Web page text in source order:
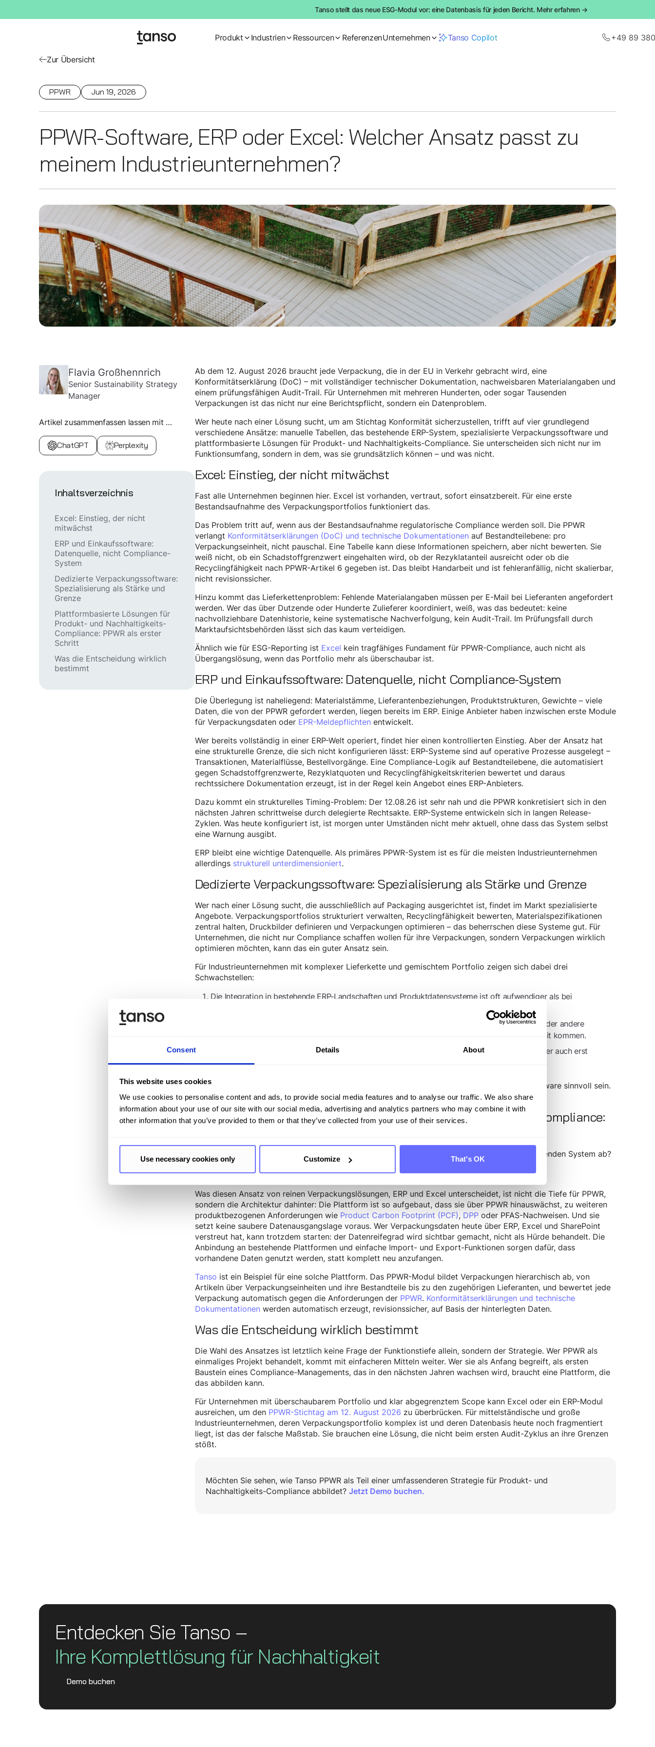
Consent Details About
This website uses cookies
We use cookies to personalise content and ads, to provide social media features and to analyse our traffic. We also share
information about your use of our site with our social media, advertising and analytics partners who may combine it with
other information that you’ve provided to them or that they’ve collected from your use of their services.
Use necessary cookies only Customize That's OK
Tanso stellt das neue ESG-Modul vor: eine Datenbasis für jeden Bericht. Mehr erfahren →
Produkt Industrien Ressourcen ReferenzenUnternehmen Tanso Copilot +49 89
Zur Übersicht
PPWR Jun 19, 2026
PPWR-Software, ERP oder Excel: Welcher Ansatz passt zu
meinem Industrieunternehmen?
Flavia Großhennrich
Senior Sustainability Strategy
Manager
Artikel zusammenfassen lassen mit …
ChatGPT Perplexity
Inhaltsverzeichnis
Excel: Einstieg, der nicht
mitwächst
ERP und Einkaufssoftware:
Datenquelle, nicht Compliance-
System
Dedizierte Verpackungssoftware:
Spezialisierung als Stärke und
Grenze
Plattformbasierte Lösungen für
Produkt- und Nachhaltigkeits-
Compliance: PPWR als erster
Schritt
Was die Entscheidung wirklich
bestimmt
Ab dem 12. August 2026 braucht jede Verpackung, die in der EU in Verkehr gebracht wird, eine
Konformitätserklärung (DoC) – mit vollständiger technischer Dokumentation, nachweisbaren Materialangaben und
einem prüfungsfähigen Audit-Trail. Für Unternehmen mit mehreren Hunderten, oder sogar Tausenden
Verpackungen ist das nicht nur eine Berichtspflicht, sondern ein Datenproblem.
Wer heute nach einer Lösung sucht, um am Stichtag Konformität sicherzustellen, trifft auf vier grundlegend
verschiedene Ansätze: manuelle Tabellen, das bestehende ERP-System, spezialisierte Verpackungssoftware und
plattformbasierte Lösungen für Produkt- und Nachhaltigkeits-Compliance. Sie unterscheiden sich nicht nur im
Funktionsumfang, sondern in dem, was sie grundsätzlich können – und was nicht.
Excel: Einstieg, der nicht mitwächst
Fast alle Unternehmen beginnen hier. Excel ist vorhanden, vertraut, sofort einsatzbereit. Für eine erste
Bestandsaufnahme des Verpackungsportfolios funktioniert das.
Das Problem tritt auf, wenn aus der Bestandsaufnahme regulatorische Compliance werden soll. Die PPWR
verlangt Konformitätserklärungen (DoC) und technische Dokumentationen auf Bestandteilebene: pro
Verpackungseinheit, nicht pauschal. Eine Tabelle kann diese Informationen speichern, aber nicht bewerten. Sie
weiß nicht, ob ein Schadstoffgrenzwert eingehalten wird, ob der Rezyklatanteil ausreicht oder ob die
Recyclingfähigkeit nach PPWR-Artikel 6 gegeben ist. Das bleibt Handarbeit und ist fehleranfällig, nicht skalierbar,
nicht revisionssicher.
Hinzu kommt das Lieferkettenproblem: Fehlende Materialangaben müssen per E-Mail bei Lieferanten angefordert
werden. Wer das über Dutzende oder Hunderte Zulieferer koordiniert, weiß, was das bedeutet: keine
nachvollziehbare Datenhistorie, keine systematische Nachverfolgung, kein Audit-Trail. Im Prüfungsfall durch
Marktaufsichtsbehörden lässt sich das kaum verteidigen.
Ähnlich wie für ESG-Reporting ist Excel kein tragfähiges Fundament für PPWR-Compliance, auch nicht als
Übergangslösung, wenn das Portfolio mehr als überschaubar ist.
ERP und Einkaufssoftware: Datenquelle, nicht Compliance-System
Die Überlegung ist naheliegend: Materialstämme, Lieferantenbeziehungen, Produktstrukturen, Gewichte – viele
Daten, die von der PPWR gefordert werden, liegen bereits im ERP. Einige Anbieter haben inzwischen erste Module
für Verpackungsdaten oder EPR-Meldepflichten entwickelt.
Wer bereits vollständig in einer ERP-Welt operiert, findet hier einen kontrollierten Einstieg. Aber der Ansatz hat
eine strukturelle Grenze, die sich nicht konfigurieren lässt: ERP-Systeme sind auf operative Prozesse ausgelegt –
Transaktionen, Materialflüsse, Bestellvorgänge. Eine Compliance-Logik auf Bestandteilebene, die automatisiert
gegen Schadstoffgrenzwerte, Rezyklatquoten und Recyclingfähigkeitskriterien bewertet und daraus
rechtssichere Dokumentation erzeugt, ist in der Regel kein Angebot eines ERP-Anbieters.
Dazu kommt ein strukturelles Timing-Problem: Der 12.08.26 ist sehr nah und die PPWR konkretisiert sich in den
nächsten Jahren schrittweise durch delegierte Rechtsakte. ERP-Systeme entwickeln sich in langen Release-
Zyklen. Was heute konfiguriert ist, ist morgen unter Umständen nicht mehr aktuell, ohne dass das System selbst
eine Warnung ausgibt.
ERP bleibt eine wichtige Datenquelle. Als primäres PPWR-System ist es für die meisten Industrieunternehmen
allerdings strukturell unterdimensioniert.
Dedizierte Verpackungssoftware: Spezialisierung als Stärke und Grenze
Wer nach einer Lösung sucht, die ausschließlich auf Packaging ausgerichtet ist, findet im Markt spezialisierte
Angebote. Verpackungsportfolios strukturiert verwalten, Recyclingfähigkeit bewerten, Materialspezifikationen
zentral halten, Druckbilder definieren und Verpackungen optimieren – das beherrschen diese Systeme gut. Für
Unternehmen, die nicht nur Compliance schaffen wollen für ihre Verpackungen, sondern Verpackungen wirklich
optimieren möchten, kann das ein guter Ansatz sein.
Für Industrieunternehmen mit komplexer Lieferkette und gemischtem Portfolio zeigen sich dabei drei
Schwachstellen:
Die Integration in bestehende ERP-Landschaften und Produktdatensysteme ist oft aufwendiger als bei
Der Scope bleibt eng: Wer nach der PPWR auch den digitalen Produktpass, PFAS-Nachweise oder andere
produktbezogene Regularien angehen muss, wird mit einer reinen Verpackungslösung nicht weit kommen.
Die Software ist oft überdimensioniert, weil sie deutlich mehr anbietet als Compliance und daher auch erst
kostenseitig gerechtfertigt werden muss.
Für Unternehmen, die Verpackungen optimieren, für den kann eine dedizierte Verpackungssoftware sinnvoll sein.
Wer PPWR als Compliance sieht, ist hier häufig nicht an der richtigen Stelle.
Plattformbasierte Lösungen für Produkt- und Nachhaltigkeits-Compliance:
Der vierte Ansatz denkt die Fragestellung anders. Nicht: Wie bilde ich PPWR in meinem bestehenden System ab?
Sondern: Welche Infrastruktur brauche ich, wenn PPWR der Anfang und nicht das Ende meiner
Produktverantwortung ist?
Was diesen Ansatz von reinen Verpackungslösungen, ERP und Excel unterscheidet, ist nicht die Tiefe für PPWR,
sondern die Architektur dahinter: Die Plattform ist so aufgebaut, dass sie über PPWR hinauswächst, zu weiteren
produktbezogenen Anforderungen wie Product Carbon Footprint (PCF), DPP oder PFAS-Nachweisen. Und sie
setzt keine saubere Datenausgangslage voraus. Wer Verpackungsdaten heute über ERP, Excel und SharePoint
verstreut hat, kann trotzdem starten: der Datenreifegrad wird sichtbar gemacht, nicht als Hürde behandelt. Die
Anbindung an bestehende Plattformen und einfache Import- und Export-Funktionen sorgen dafür, dass
vorhandene Daten genutzt werden, statt komplett neu anzufangen.
Tanso ist ein Beispiel für eine solche Plattform. Das PPWR-Modul bildet Verpackungen hierarchisch ab, von
Artikeln über Verpackungseinheiten und ihre Bestandteile bis zu den zugehörigen Lieferanten, und bewertet jede
Verpackung automatisch gegen die Anforderungen der PPWR. Konformitätserklärungen und technische
Dokumentationen werden automatisch erzeugt, revisionssicher, auf Basis der hinterlegten Daten.
Was die Entscheidung wirklich bestimmt
Die Wahl des Ansatzes ist letztlich keine Frage der Funktionstiefe allein, sondern der Strategie. Wer PPWR als
einmaliges Projekt behandelt, kommt mit einfacheren Mitteln weiter. Wer sie als Anfang begreift, als ersten
Baustein eines Compliance-Managements, das in den nächsten Jahren wachsen wird, braucht eine Plattform, die
das abbilden kann.
Für Unternehmen mit überschaubarem Portfolio und klar abgegrenztem Scope kann Excel oder ein ERP-Modul
ausreichen, um den PPWR-Stichtag am 12. August 2026 zu überbrücken. Für mittelständische und große
Industrieunternehmen, deren Verpackungsportfolio komplex ist und deren Datenbasis heute noch fragmentiert
liegt, ist das der falsche Maßstab. Sie brauchen eine Lösung, die nicht beim ersten Audit-Zyklus an ihre Grenzen
stößt.
Möchten Sie sehen, wie Tanso PPWR als Teil einer umfassenderen Strategie für Produkt- und
Nachhaltigkeits-Compliance abbildet? Jetzt Demo buchen.
Entdecken Sie Tanso –
Ihre Komplett­lösung für Nachhaltigkeit
Demo buchen